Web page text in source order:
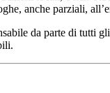
anche parziali,
da parte di